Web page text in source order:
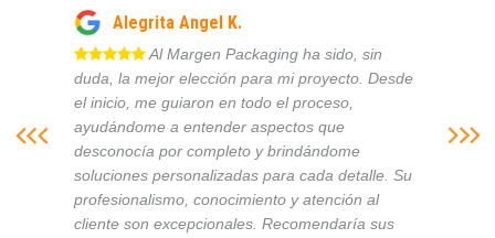
Alegrita Angel K.
Al Margen Packaging ha sido, sin
duda, la mejor elección para mi proyecto. Desde
el inicio, me guiaron en todo el proceso,
ayudándome a entender aspectos que
desconocía por completo y brindándome
soluciones personalizadas para cada detalle. Su
profesionalismo, conocimiento y atención al
cliente son excepcionales. Recomendaría sus